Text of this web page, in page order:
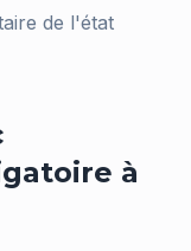
de l'état
à